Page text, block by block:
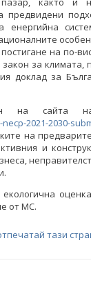
предвидени
енергийна
на по-
за климата,
доклад за
на сайта
2021-2030-
на
и
от МС.
тази